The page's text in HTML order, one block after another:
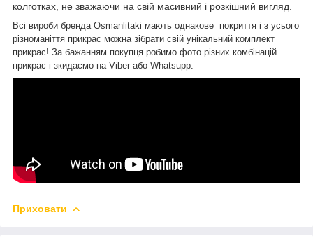
колготках, не зважаючи на свій масивний і розкішний вигляд.
Всі вироби бренда Osmanlitaki мають однакове покриття і з усього
різноманіття прикрас можна зібрати свій унікальний комплект
прикрас! За бажанням покупця робимо фото різних комбінацій
прикрас і зкидаємо на Viber або Whatsupp.
Приховати